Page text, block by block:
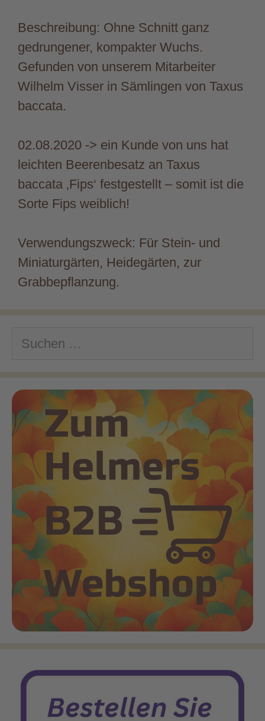
Beschreibung: Ohne Schnitt ganz
gedrungener, kompakter Wuchs.
Gefunden von unserem Mitarbeiter
Wilhelm Visser in Sämlingen von Taxus
baccata.
02.08.2020 -> ein Kunde von uns hat
leichten Beerenbesatz an Taxus
baccata ‚Fips‘ festgestellt – somit ist die
Sorte Fips weiblich!
Verwendungszweck: Für Stein- und
Miniaturgärten, Heidegärten, zur
Grabbepflanzung.
nach: